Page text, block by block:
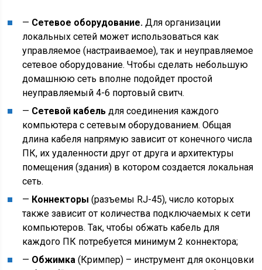
— Сетевое оборудование.Для организации
локальных сетей может использоваться как
управляемое (настраиваемое), так и неуправляемое
сетевое оборудование. Чтобы сделать небольшую
домашнюю сеть вполне подойдет простой
неуправляемый 4-6 портовый свитч.
— Сетевой кабель для соединения каждого
компьютера с сетевым оборудованием. Общая
длина кабеля напрямую зависит от конечного числа
ПК, их удаленности друг от друга и архитектуры
помещения (здания) в котором создается локальная
сеть.
— Коннекторы(разъемы RJ-45), число которых
также зависит от количества подключаемых к сети
компьютеров. Так, чтобы обжать кабель для
каждого ПК потребуется минимум 2 коннектора;
— Обжимка(Кримпер) – инструмент для оконцовки